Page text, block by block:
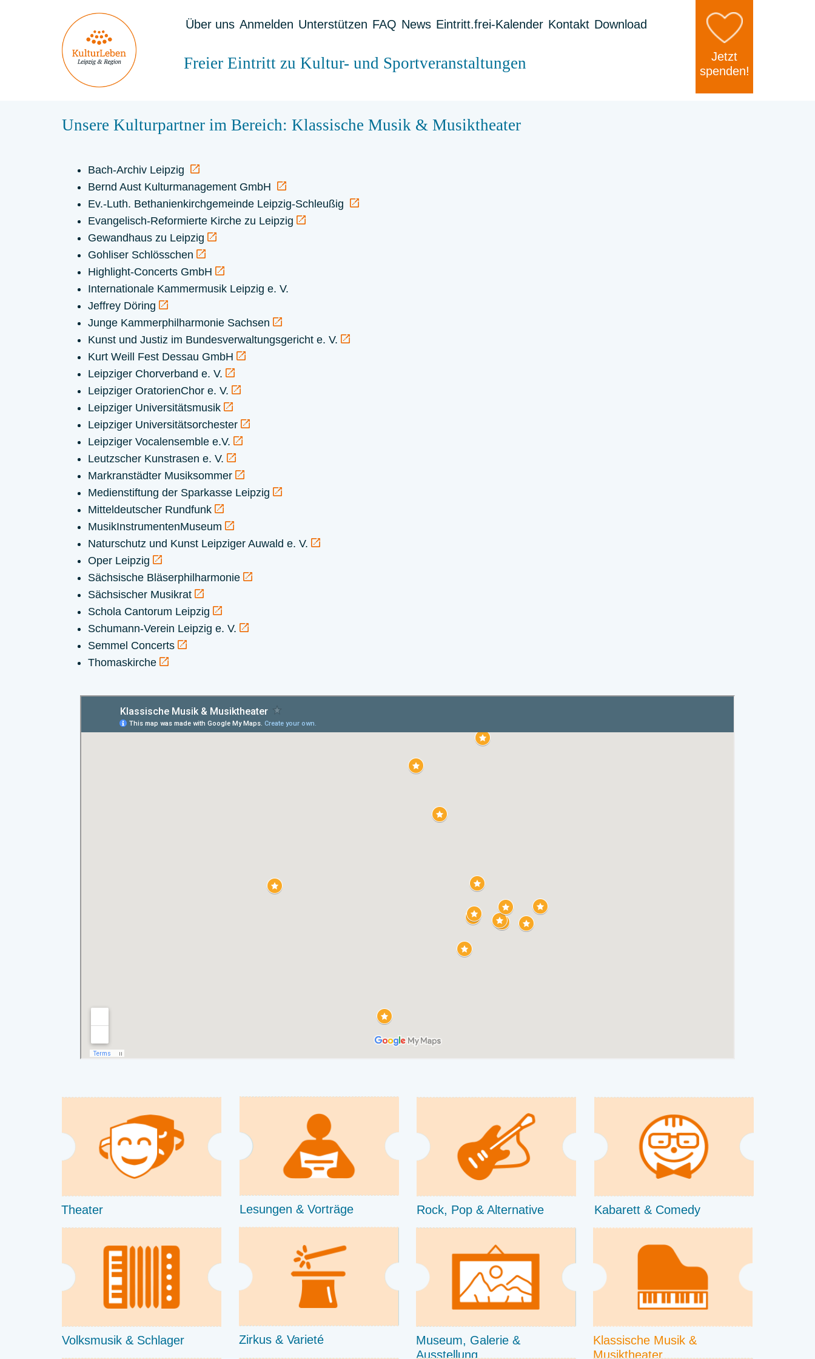
Über uns Anmelden Unterstützen FAQ News Eintritt.frei-Kalender Kontakt Download
Freier Eintritt zu Kultur- und Sportveranstaltungen
Jetzt
spenden!
Unsere Kulturpartner im Bereich: Klassische Musik & Musiktheater
Bach-Archiv Leipzig
Bernd Aust Kulturmanagement GmbH
Ev.-Luth. Bethanienkirchgemeinde Leipzig-Schleußig
Evangelisch-Reformierte Kirche zu Leipzig
Gewandhaus zu Leipzig
Gohliser Schlösschen
Highlight-Concerts GmbH
Internationale Kammermusik Leipzig e. V.
Jeffrey Döring
Junge Kammerphilharmonie Sachsen
Kunst und Justiz im Bundesverwaltungsgericht e. V.
Kurt Weill Fest Dessau GmbH
Leipziger Chorverband e. V.
Leipziger OratorienChor e. V.
Leipziger Universitätsmusik
Leipziger Universitätsorchester
Leipziger Vocalensemble e.V.
Leutzscher Kunstrasen e. V.
Markranstädter Musiksommer
Medienstiftung der Sparkasse Leipzig
Mitteldeutscher Rundfunk
MusikInstrumentenMuseum
Naturschutz und Kunst Leipziger Auwald e. V.
Oper Leipzig
Sächsische Bläserphilharmonie
Sächsischer Musikrat
Schola Cantorum Leipzig
Schumann-Verein Leipzig e. V.
Semmel Concerts
Thomaskirche
Theater Lesungen & Vorträge Rock, Pop & Alternative Kabarett & Comedy
Volksmusik & Schlager Zirkus & Varieté
Museum, Galerie &
Ausstellung
Klassische Musik &
Musiktheater